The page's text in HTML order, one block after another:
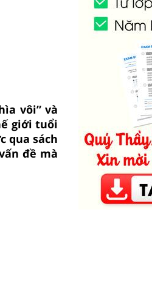
vôi” và
giới tuổi
qua sách
đề mà